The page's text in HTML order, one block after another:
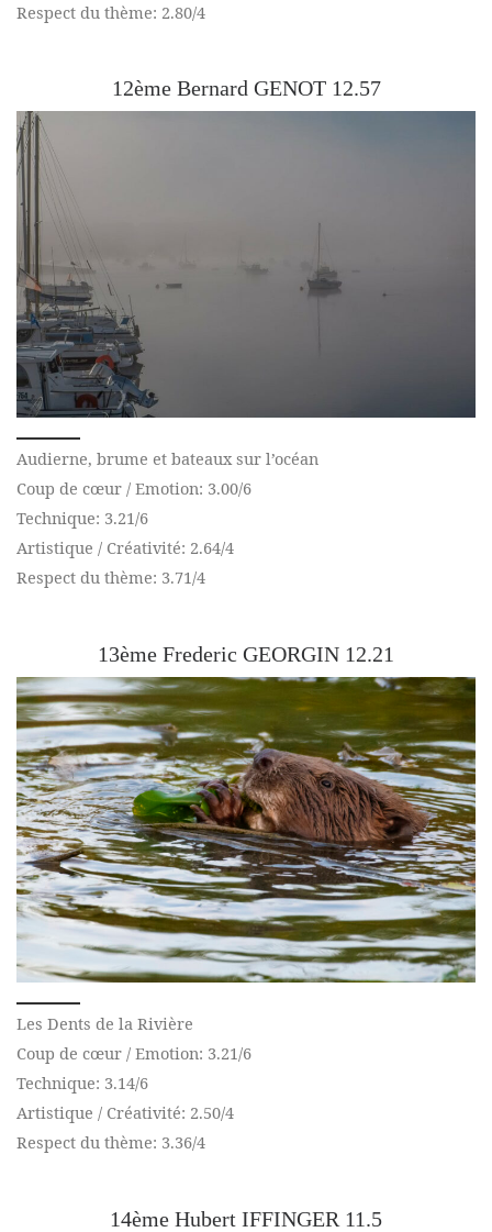
Respect du thème: 2.80/4
12ème Bernard GENOT 12.57
Audierne, brume et bateaux sur l’océan
Coup de cœur / Emotion: 3.00/6
Technique: 3.21/6
Artistique / Créativité: 2.64/4
Respect du thème: 3.71/4
13ème Frederic GEORGIN 12.21
Les Dents de la Rivière
Coup de cœur / Emotion: 3.21/6
Technique: 3.14/6
Artistique / Créativité: 2.50/4
Respect du thème: 3.36/4
14ème Hubert IFFINGER 11.5